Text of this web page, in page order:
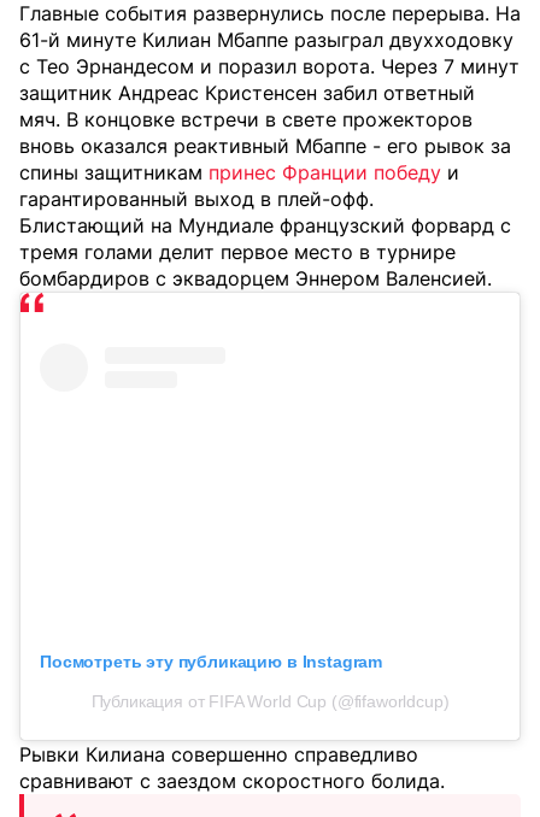
Главные события развернулись после перерыва. На
61-й минуте Килиан Мбаппе разыграл двухходовку
с Тео Эрнандесом и поразил ворота. Через 7 минут
защитник Андреас Кристенсен забил ответный
мяч. В концовке встречи в свете прожекторов
вновь оказался реактивный Мбаппе - его рывок за
спины защитникам принес Франции победу и
гарантированный выход в плей-офф.
Блистающий на Мундиале французский форвард с
тремя голами делит первое место в турнире
бомбардиров с эквадорцем Эннером Валенсией.
Посмотреть эту публикацию в Instagram
Публикация от FIFA World Cup (@fifaworldcup)
Рывки Килиана совершенно справедливо
сравнивают с заездом скоростного болида.